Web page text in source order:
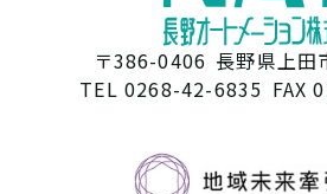
〒386-0406 長野県上田
TEL 0268-42-6835 FAX